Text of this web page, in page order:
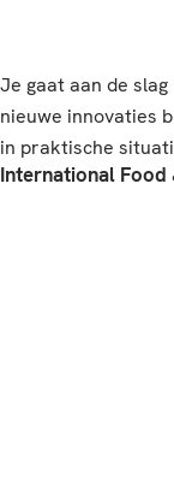
Je gaat aan de
nieuwe innovaties
in praktische
International Food